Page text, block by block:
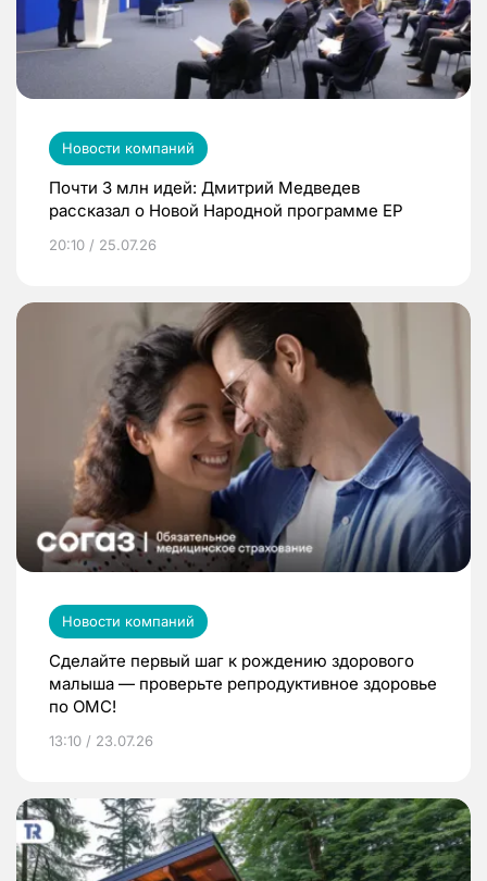
Новости компаний
Почти 3 млн идей: Дмитрий Медведев
рассказал о Новой Народной программе ЕР
20:10 / 25.07.26
Новости компаний
Сделайте первый шаг к рождению здорового
малыша — проверьте репродуктивное здоровье
по ОМС!
13:10 / 23.07.26